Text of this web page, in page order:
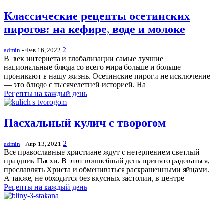
Классические рецепты осетинских
пирогов: на кефире, воде и молоке
admin - Фев 16, 2022 2
В век интернета и глобализации самые лучшие
национальные блюда со всего мира больше и больше
проникают в нашу жизнь. Осетинские пироги не исключение
— это блюдо с тысячелетней историей. На
Рецепты на каждый день
Пасхальный кулич с творогом
admin - Апр 13, 2021 2
Все православные христиане ждут с нетерпением светлый
праздник Пасхи. В этот волшебный день принято радоваться,
прославлять Христа и обмениваться раскрашенными яйцами.
А также, не обходится без вкусных застолий, в центре
Рецепты на каждый день